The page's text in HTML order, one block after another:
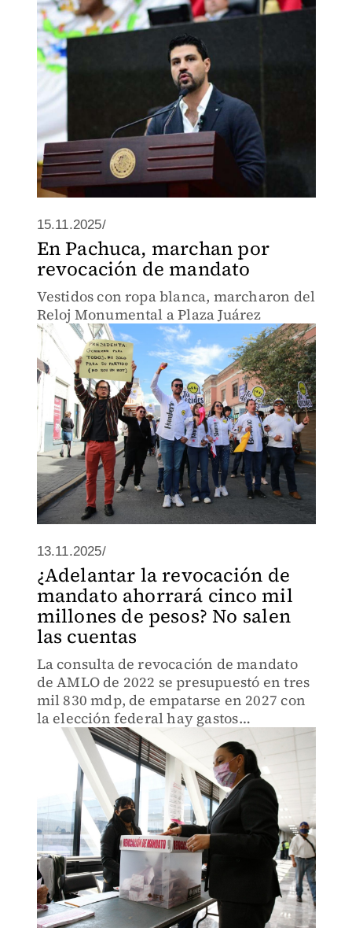
15.11.2025/
En Pachuca, marchan por
revocación de mandato
Vestidos con ropa blanca, marcharon del
Reloj Monumental a Plaza Juárez
13.11.2025/
¿Adelantar la revocación de
mandato ahorrará cinco mil
millones de pesos? No salen
las cuentas
La consulta de revocación de mandato
de AMLO de 2022 se presupuestó en tres
mil 830 mdp, de empatarse en 2027 con
la elección federal hay gastos
irrenunciables: capacitación, urnas,
papeletas y difusión.